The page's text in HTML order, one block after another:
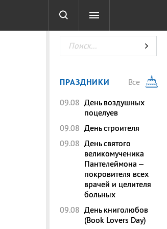
ТЕСТЫ
ПРАЗДНИКИ
Все
09.08 День воздушных
поцелуев
09.08 День строителя
09.08 День святого
великомученика
Пантелеймона –
покровителя всех
врачей и целителя
больных
09.08 День книголюбов
(Book Lovers Day)